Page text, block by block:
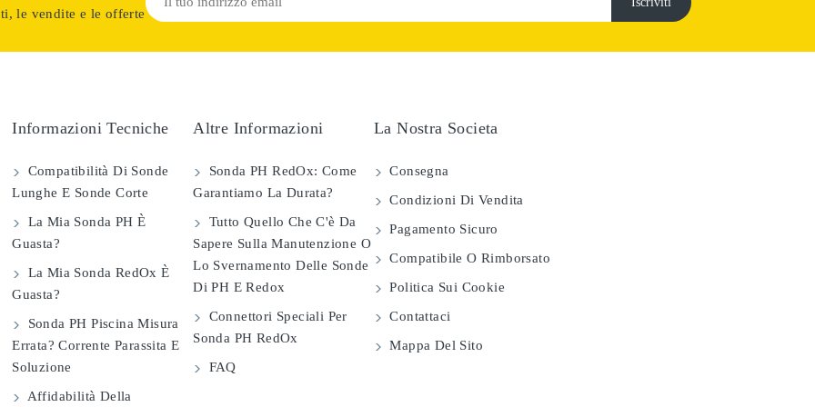
le vendite e le offerte
Informazioni Tecniche
Compatibilità Di Sonde
Lunghe E Sonde Corte
La Mia Sonda PH È
Guasta?
La Mia Sonda RedOx È
Guasta?
Sonda PH Piscina Misura
Errata? Corrente Parassita E
Soluzione
Affidabilità Della
Altre Informazioni
Sonda PH RedOx: Come
Garantiamo La Durata?
Tutto Quello Che C'è Da
Sapere Sulla Manutenzione O
Lo Svernamento Delle Sonde
Di PH E Redox
Connettori Speciali Per
Sonda PH RedOx
FAQ
La Nostra Societa
Consegna
Condizioni Di Vendita
Pagamento Sicuro
Compatibile O Rimborsato
Politica Sui Cookie
Contattaci
Mappa Del Sito